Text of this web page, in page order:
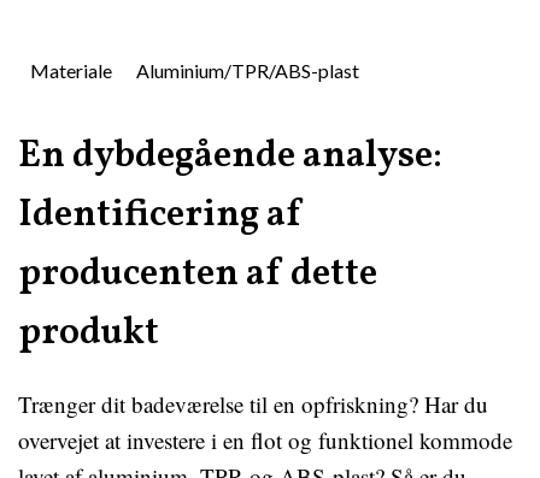
Materiale Aluminium/TPR/ABS-plast
En dybdegående analyse:
Identificering af
producenten af dette
produkt
Trænger dit badeværelse til en opfriskning? Har du
overvejet at investere i en flot og funktionel kommode